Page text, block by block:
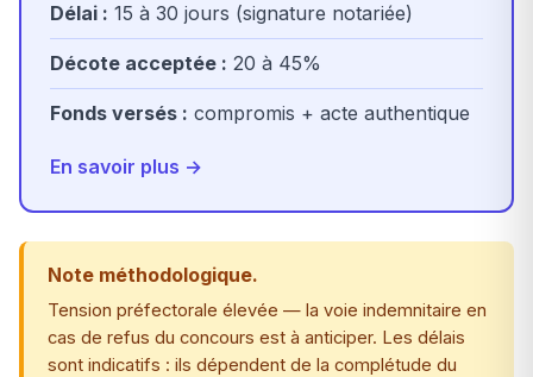
Délai : 15 à 30 jours (signature notariée)
Décote acceptée : 20 à 45%
Fonds versés : compromis + acte authentique
En savoir plus →
Note méthodologique.
Tension préfectorale élevée — la voie indemnitaire en
cas de refus du concours est à anticiper. Les délais
sont indicatifs : ils dépendent de la complétude du